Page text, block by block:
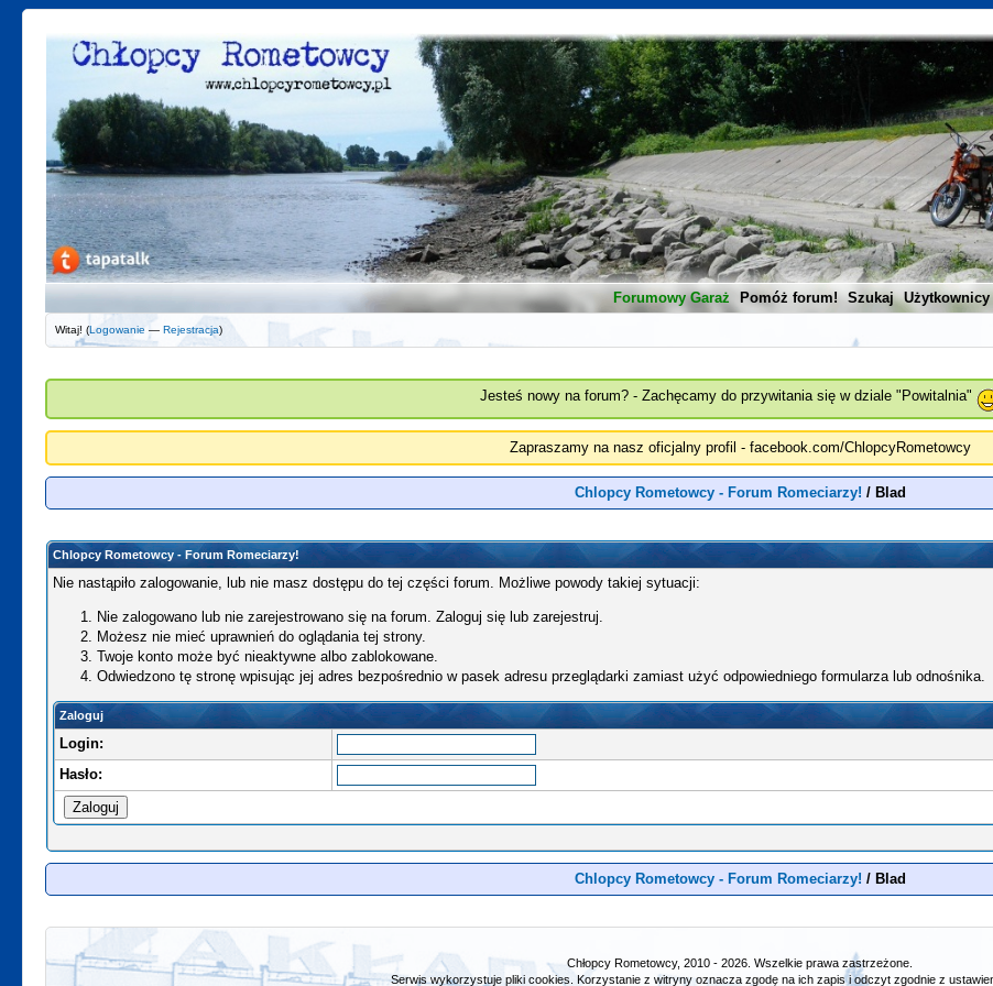
Forumowy Garaż Pomóż forum! Szukaj Użytkownicy
Witaj! (Logowanie —Rejestracja)
Jesteś nowy na forum? - Zachęcamy do przywitania się w dziale "Powitalnia"
Zapraszamy na nasz oficjalny profil - facebook.com/ChlopcyRometowcy
Chlopcy Rometowcy - Forum Romeciarzy! / Blad
Chlopcy Rometowcy - Forum Romeciarzy!
Nie nastąpiło zalogowanie, lub nie masz dostępu do tej części forum. Możliwe powody takiej sytuacji:
Nie zalogowano lub nie zarejestrowano się na forum. Zaloguj się lub zarejestruj.
Możesz nie mieć uprawnień do oglądania tej strony.
Twoje konto może być nieaktywne albo zablokowane.
Odwiedzono tę stronę wpisując jej adres bezpośrednio w pasek adresu przeglądarki zamiast użyć odpowiedniego formularza lub odnośnika.
Zaloguj
Login:
Hasło:
Chlopcy Rometowcy - Forum Romeciarzy! / Blad
Chłopcy Rometowcy, 2010 - 2026. Wszelkie prawa zastrzeżone.
Serwis wykorzystuje pliki cookies. Korzystanie z witryny oznacza zgodę na ich zapis i odczyt zgodnie z